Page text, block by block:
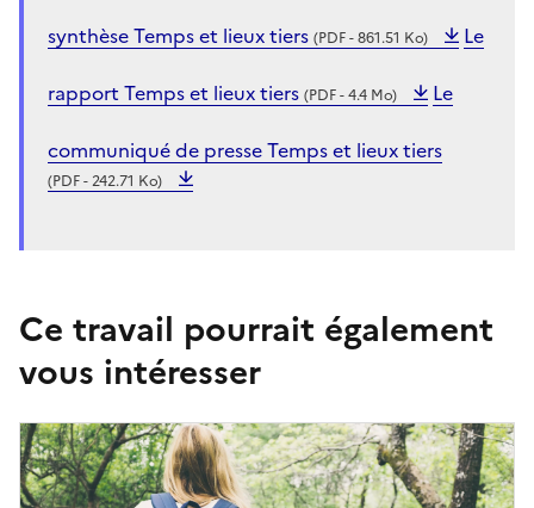
synthèse Temps et lieux tiers (PDF - 861.51 Ko)
Le
rapport Temps et lieux tiers (PDF - 4.4 Mo)
Le
communiqué de presse Temps et lieux tiers
(PDF - 242.71 Ko)
Ce travail pourrait également
vous intéresser